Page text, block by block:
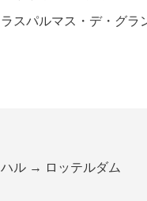
ラスパルマス・デ・グラ
ハル → ロッテルダム